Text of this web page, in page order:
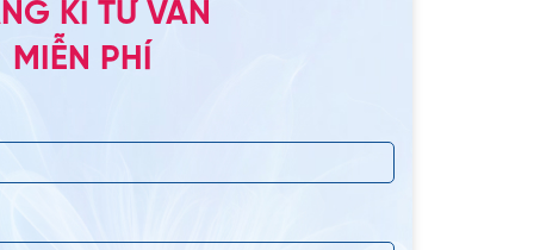
KÍ TƯ VẤN
MIỄN PHÍ